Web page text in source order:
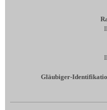
Gläubiger-